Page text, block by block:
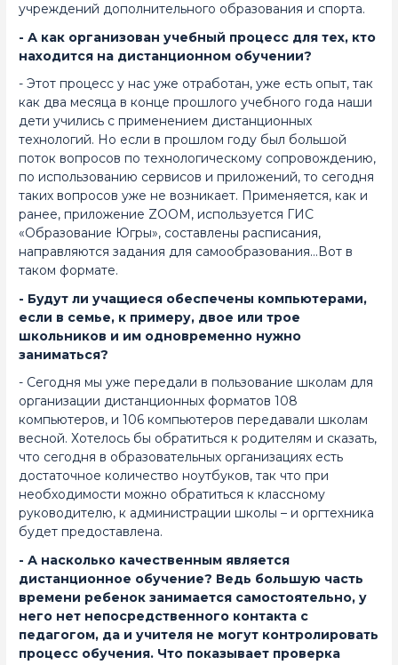
учреждений дополнительного образования и спорта.
- А как организован учебный процесс для тех, кто
находится на дистанционном обучении?
- Этот процесс у нас уже отработан, уже есть опыт, так
как два месяца в конце прошлого учебного года наши
дети учились с применением дистанционных
технологий. Но если в прошлом году был большой
поток вопросов по технологическому сопровождению,
по использованию сервисов и приложений, то сегодня
таких вопросов уже не возникает. Применяется, как и
ранее, приложение ZOOM, используется ГИС
«Образование Югры», составлены расписания,
направляются задания для самообразования…Вот в
таком формате.
- Будут ли учащиеся обеспечены компьютерами,
если в семье, к примеру, двое или трое
школьников и им одновременно нужно
заниматься?
- Сегодня мы уже передали в пользование школам для
организации дистанционных форматов 108
компьютеров, и 106 компьютеров передавали школам
весной. Хотелось бы обратиться к родителям и сказать,
что сегодня в образовательных организациях есть
достаточное количество ноутбуков, так что при
необходимости можно обратиться к классному
руководителю, к администрации школы – и оргтехника
будет предоставлена.
- А насколько качественным является
дистанционное обучение? Ведь большую часть
времени ребенок занимается самостоятельно, у
него нет непосредственного контакта с
педагогом, да и учителя не могут контролировать
процесс обучения. Что показывает проверка